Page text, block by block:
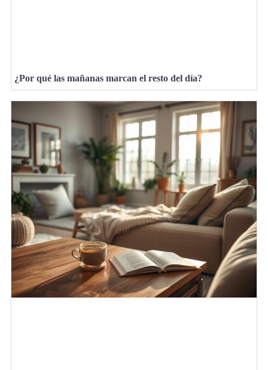
¿Por qué las mañanas marcan el resto del día?